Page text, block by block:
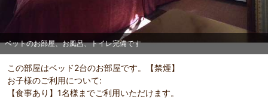
ベットのお部屋、お風呂、トイレ完備です
この部屋はベッド2台のお部屋です。【禁煙】
お子様のご利用について:
【食事あり】1名様までご利用いただけます。
部屋詳細
ベットのお部屋、お風呂、トイレ完備です